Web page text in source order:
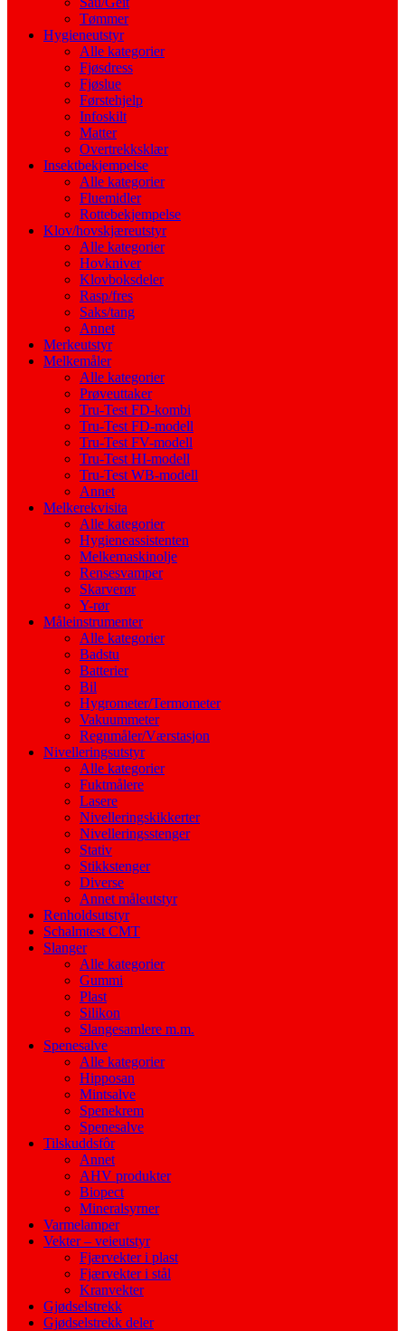
Tømmer
Hygieneutstyr
Alle kategorier
Fjøsdress
Fjøslue
Førstehjelp
Infoskilt
Matter
Overtrekksklær
Insektbekjempelse
Alle kategorier
Fluemidler
Rottebekjempelse
Klov/hovskjæreutstyr
Alle kategorier
Hovkniver
Klovboksdeler
Rasp/fres
Saks/tang
Annet
Merkeutstyr
Melkemåler
Alle kategorier
Prøveuttaker
Tru-Test FD-kombi
Tru-Test FD-modell
Tru-Test FV-modell
Tru-Test HI-modell
Tru-Test WB-modell
Annet
Melkerekvisita
Alle kategorier
Hygieneassistenten
Melkemaskinolje
Rensesvamper
Skarverør
Y-rør
Måleinstrumenter
Alle kategorier
Badstu
Batterier
Bil
Hygrometer/Termometer
Vakuummeter
Regnmåler/Værstasjon
Nivelleringsutstyr
Alle kategorier
Fuktmålere
Lasere
Nivelleringskikkerter
Nivelleringsstenger
Stativ
Stikkstenger
Diverse
Annet måleutstyr
Renholdsutstyr
Schalmtest CMT
Slanger
Alle kategorier
Gummi
Plast
Silikon
Slangesamlere m.m.
Spenesalve
Alle kategorier
Hipposan
Mintsalve
Spenekrem
Spenesalve
Tilskuddsfôr
Annet
AHV produkter
Biopect
Mineralsyrner
Varmelamper
Vekter – veieutstyr
Fjærvekter i plast
Fjærvekter i stål
Kranvekter
Gjødselstrekk
Gjødselstrekk deler